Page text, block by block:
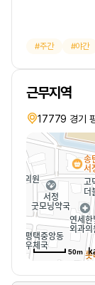
주간 야간
근무지역
17779 경기
50m